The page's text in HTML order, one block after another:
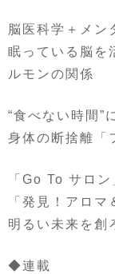
脳医科学＋メン
眠っている脳を
ルモンの関係
“食べない時間”
身体の断捨離「
「Go To サロ
「発見！アロ
明るい未来を創
◆連載